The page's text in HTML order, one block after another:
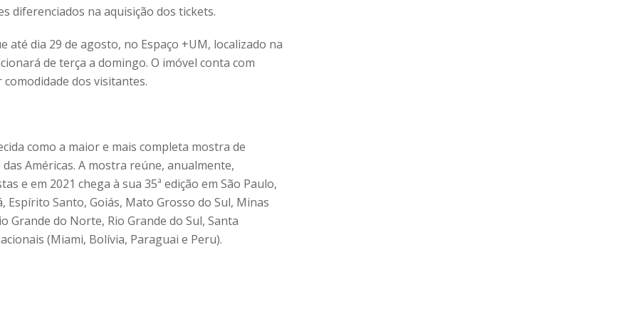
diferenciados na aquisição dos tickets.
até dia 29 de agosto, no Espaço +UM, localizado na
de terça a domingo. O imóvel conta com
dos visitantes.
como a maior e mais completa mostra de
Américas. A mostra reúne, anualmente,
e em 2021 chega à sua 35ª edição em São Paulo,
Espírito Santo, Goiás, Mato Grosso do Sul, Minas
Grande do Norte, Rio Grande do Sul, Santa
(Miami, Bolívia, Paraguai e Peru).